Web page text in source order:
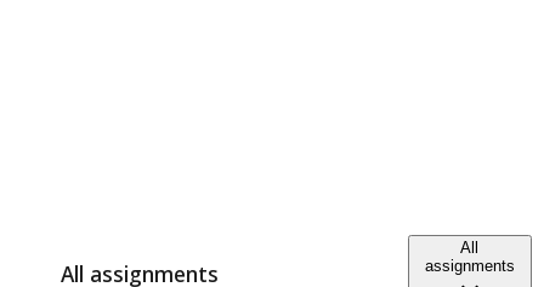
All assignments
All
assignments